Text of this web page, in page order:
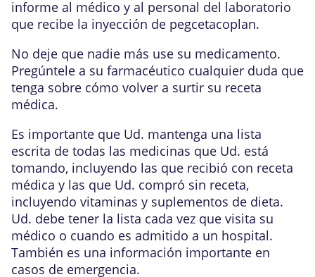
informe al médico y al personal del laboratorio
que recibe la inyección de pegcetacoplan.
No deje que nadie más use su medicamento.
Pregúntele a su farmacéutico cualquier duda que
tenga sobre cómo volver a surtir su receta
médica.
Es importante que Ud. mantenga una lista
escrita de todas las medicinas que Ud. está
tomando, incluyendo las que recibió con receta
médica y las que Ud. compró sin receta,
incluyendo vitaminas y suplementos de dieta.
Ud. debe tener la lista cada vez que visita su
médico o cuando es admitido a un hospital.
También es una información importante en
casos de emergencia.